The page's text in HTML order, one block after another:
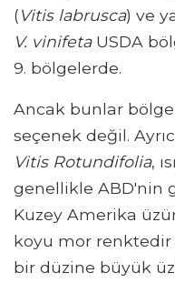
(Vitis labrusca) ve
V. vinifetaUSDA
9. bölgelerde.
Ancak bunlar
seçenek değil.
Vitis Rotundifolia,
genellikle ABD'nin
Kuzey Amerika
koyu mor renktedir
bir düzine büyük